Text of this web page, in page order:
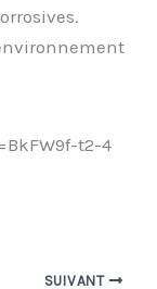
t2-4
SUIVANT